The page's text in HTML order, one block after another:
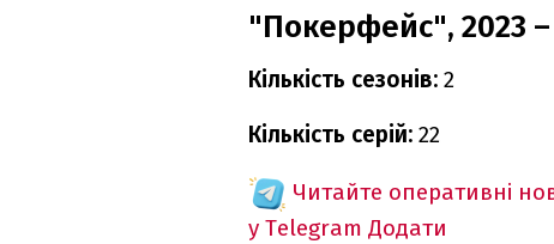
"Покерфейс", 2023 –
Кількість сезонів: 2
Кількість серій: 22
Читайте оперативні
у Telegram Додати